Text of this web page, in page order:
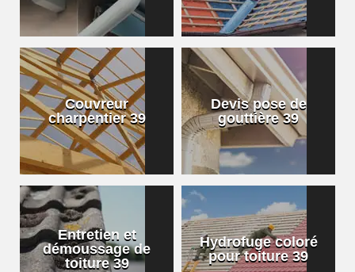
Couvreur
charpentier 39
Devis pose de
gouttière 39
Entretien et
démoussage de
toiture 39
Hydrofuge coloré
pour toiture 39